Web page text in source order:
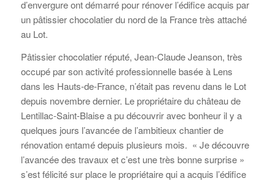
d’envergure ont démarré pour rénover l’édifice acquis par
un pâtissier chocolatier du nord de la France très attaché
au Lot.
Pâtissier chocolatier réputé, Jean-Claude Jeanson, très
occupé par son activité professionnelle basée à Lens
dans les Hauts-de-France, n’était pas revenu dans le Lot
depuis novembre dernier. Le propriétaire du château de
Lentillac-Saint-Blaise a pu découvrir avec bonheur il y a
quelques jours l’avancée de l’ambitieux chantier de
rénovation entamé depuis plusieurs mois. « Je découvre
l’avancée des travaux et c’est une très bonne surprise »
s’est félicité sur place le propriétaire qui a acquis l’édifice